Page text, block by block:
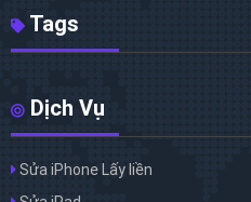
Tags
Dịch Vụ
Sửa iPhone Lấy liền